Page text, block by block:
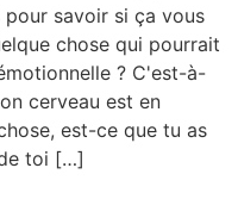
savoir si ça vous
chose qui pourrait
? C'est-à-
cerveau est en
est-ce que tu as
toi […]